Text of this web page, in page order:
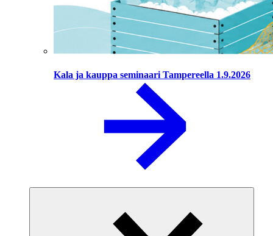
Kala ja kauppa seminaari Tampereella 1.9.2026